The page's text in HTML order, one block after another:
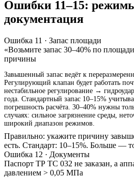
Ошибки 11–15:
документация
Ошибка 11 · Запас площади
«Возьмите запас 30–40% по
причины
Завышенный запас ведёт к
Регулирующий клапан будет работать
нестабильное регулирование →
года. Стандартный запас 10–15%
погрешность расчёта. 30–40% нужны
случаях: сильное загрязнение среды,
широкий диапазон режимов.
Правильно: укажите причину
есть. Стандарт: 10–15%. Больше —
Ошибка 12 · Документы
Паспорт ТР ТС 032 не заказан, а
давлением > 0,05 МПа